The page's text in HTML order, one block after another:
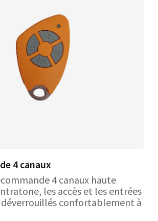
4 canaux
4 canaux haute
les accès et les entrées
confortablement à